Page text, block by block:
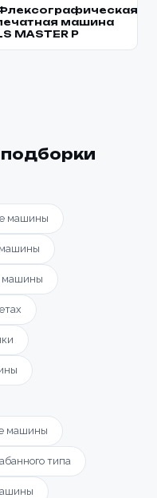
машина
MASTER P
машины
машины
машины
типа